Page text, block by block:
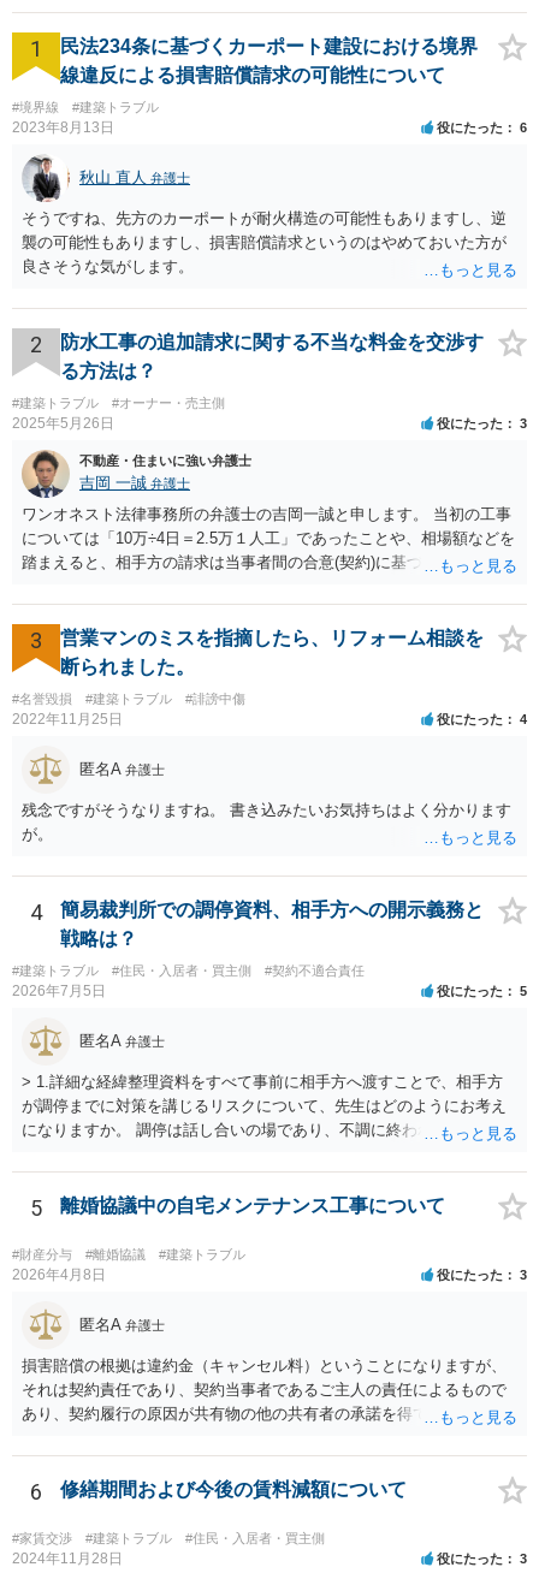
1
民法234条に基づくカーポート建設における境界
線違反による損害賠償請求の可能性について
#境界線 #建築トラブル
2023年8月13日 役にたった 6
秋山 直人 弁護士
そうですね、先方のカーポートが耐火構造の可能性もありますし、逆
襲の可能性もありますし、損害賠償請求というのはやめておいた方が
良さそうな気がします。
2
防水工事の追加請求に関する不当な料金を交渉す
る方法は？
#建築トラブル #オーナー・売主側
2025年5月26日 役にたった 3
不動産・住まいに強い弁護士
吉岡 一誠 弁護士
ワンオネスト法律事務所の弁護士の吉岡一誠と申します。 当初の工事
については「10万÷4日＝2.5万１人工」であったことや、相場額などを
踏まえると、相手方の請求は当事者間の合意(契約)に基づかない不当な
か支払う意向がない旨を伝えて、減額の交渉をすべきでしょう。 相手
方の立場としても、裁判を起こす時間や労力、経済的コストその他裁
判が終わるまでキャッシュが入ってこないことなどがネックになり得
るでしょうから、減額に応じてくる可能性は大いにあるかと思いま
す。
3
営業マンのミスを指摘したら、リフォーム相談を
断られました。
#名誉毀損 #建築トラブル #誹謗中傷
2022年11月25日 役にたった 4
匿名A 弁護士
残念ですがそうなりますね。 書き込みたいお気持ちはよく分かります
が。
4
簡易裁判所での調停資料、相手方への開示義務と
戦略は？
#建築トラブル #住民・入居者・買主側 #契約不適合責任
2026年7月5日 役にたった 5
匿名A 弁護士
> 1.詳細な経緯整理資料をすべて事前に相手方へ渡すことで、相手方
が調停までに対策を講じるリスクについて、先生はどのようにお考え
になりますか。 調停は話し合いの場であり、不調に終われば訴訟で解
いう姑息な手段は使えませんし、公平かつ納得のできる解決というの
は、当事者と裁判所が同じ主張と証拠関係を踏まえた上で初めて実現
できるものだと考えます。 > 2.また、開示する範囲や内容の見せ方に
ついて、何か工夫できる点があればご教示いただけますでしょうか。
弁護士によって考え方が異なるかもしれませんが、資料の一部を相手
にとって不利な事実が隠されているという推認を働かせることに繋が
るリスクがあります（もちろん、争点と全く無関係な部分をマスキン
グ等することはありますが、それは手続戦略とは別の問題です）。 裁
判所は公平な第三者であり、調停委員会に与える心証も考慮する必要
があります。手続を有利に進めたいのであれば、証拠の出し方より
回提出を予定している資料がどのようなものであるのか、争点とどの
て具体的なに採るべき手段は変わってくるため、上記はあくまで個別
事情を踏まえない一般論としてご理解いただき、本件でどのように対
5 離婚協議中の自宅メンテナンス工事について
#財産分与 #離婚協議 #建築トラブル
2026年4月8日 役にたった 3
匿名A 弁護士
損害賠償の根拠は違約金（キャンセル料）ということになりますが、
それは契約責任であり、契約当事者であるご主人の責任によるもので
あり、契約履行の原因が共有物の他の共有者の承諾を得ていなかった
るべきものであり、奥さんが負担すべき債務ではありません。つまり
奥さんにメンテナンス工事契約を承諾しなければならない義務はあり
ません。 それでも請求をされましたら、個別の法律相談をされること
をお薦めします。
6 修繕期間および今後の賃料減額について
#家賃交渉 #建築トラブル #住民・入居者・買主側
2024年11月28日 役にたった 3